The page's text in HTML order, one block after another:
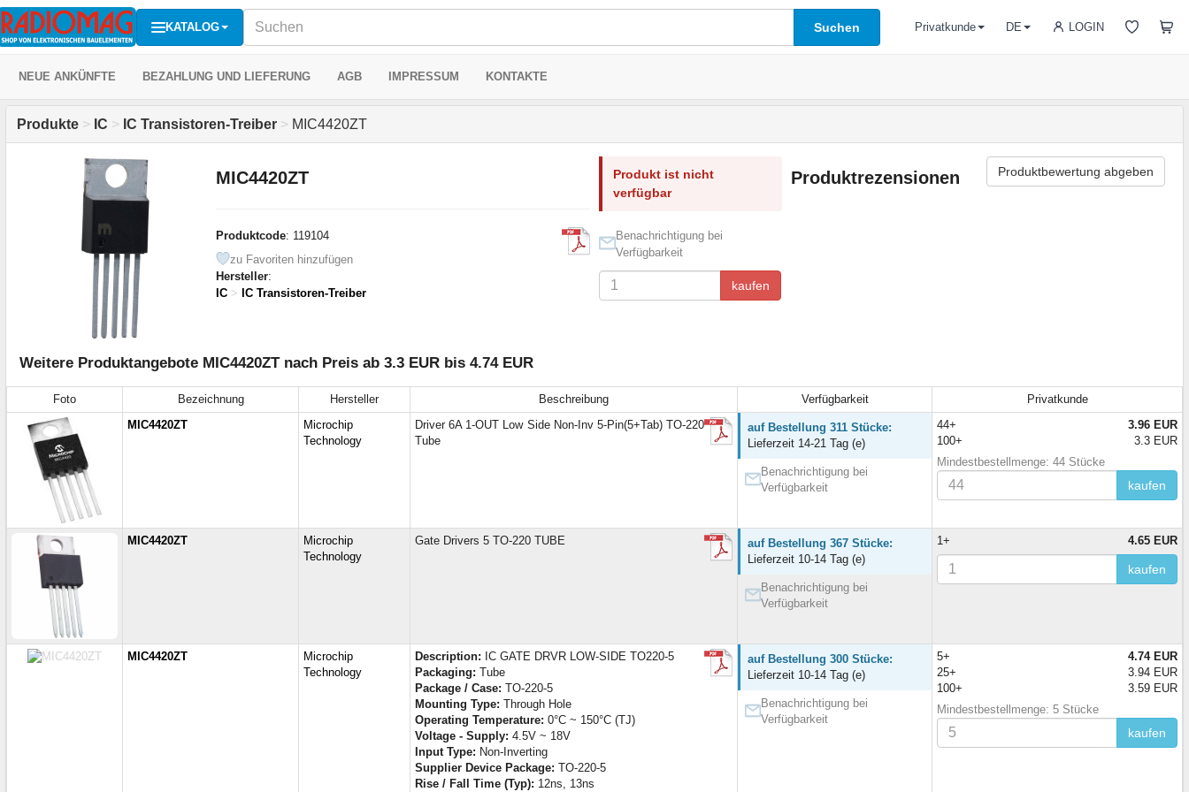
KATALOG Suchen LOGIN
Privatkunde DE
NEUE ANKÜNFTE BEZAHLUNG UND LIEFERUNG AGB IMPRESSUM KONTAKTE
Produkte > IC > IC Transistoren-Treiber > MIC4420ZT
MIC4420ZT
Produktcode: 119104
zu Favoriten hinzufügen
Hersteller:
IC > IC Transistoren-Treiber
Produkt ist nicht
verfügbar
Benachrichtigung bei
Verfügbarkeit
kaufen
Produktrezensionen Produktbewertung abgeben
Weitere Produktangebote MIC4420ZT nach Preis ab 3.3 EUR bis 4.74 EUR
Foto Bezeichnung Hersteller Beschreibung Verfügbarkeit
Privatkunde
MIC4420ZT
Microchip
Technology
Driver 6A 1-OUT Low Side Non-Inv 5-Pin(5+Tab) TO-220
Tube
auf Bestellung 311 Stücke:
Lieferzeit 14-21 Tag (e)
Benachrichtigung bei
Verfügbarkeit
44+
3.96 EUR
100+
3.3 EUR
Mindestbestellmenge: 44 Stücke
kaufen
MIC4420ZT
Microchip
Technology
Gate Drivers 5 TO-220 TUBE
auf Bestellung 367 Stücke:
Lieferzeit 10-14 Tag (e)
Benachrichtigung bei
Verfügbarkeit
1+ 4.65 EUR
kaufen
MIC4420ZT
Microchip
Technology
Description: IC GATE DRVR LOW-SIDE TO220-5
Packaging: Tube
Package / Case: TO-220-5
Mounting Type: Through Hole
Operating Temperature: 0°C ~ 150°C (TJ)
Voltage - Supply: 4.5V ~ 18V
Input Type: Non-Inverting
Supplier Device Package: TO-220-5
Rise / Fall Time (Typ): 12ns, 13ns
auf Bestellung 300 Stücke:
Lieferzeit 10-14 Tag (e)
Benachrichtigung bei
Verfügbarkeit
5+
4.74 EUR
25+
3.94 EUR
100+
3.59 EUR
Mindestbestellmenge: 5 Stücke
kaufen